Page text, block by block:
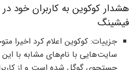
هشدار کوکوین به کاربران
فیشینگ
جزییات: کوکوین اعلام کرد اخیرا
سایت‌هایی با نام‌های مشابه با